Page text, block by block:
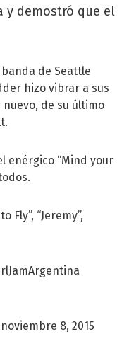
y demostró que el
de Seattle
hizo vibrar a sus
de su último
enérgico “Mind your
Fly”, “Jeremy”,
noviembre 8, 2015